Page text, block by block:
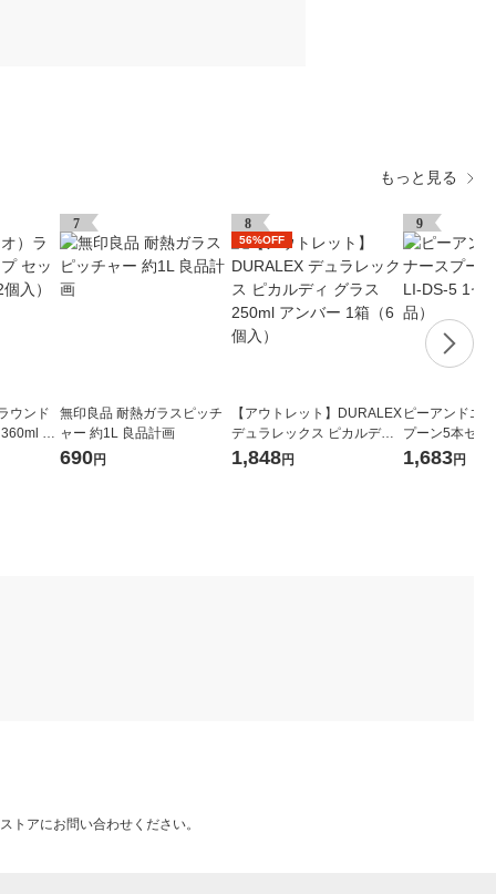
もっと見る
ウンド
1
7
無印良品 耐熱ガラスピッチ
ャー 約1L 良品計画
690円
8
56%OFF
【アウトレット】DURALEX
デュラレックス ピカルディ
グラス 250ml アンバー 1箱
（6個入）
1,848円
9
ピーアンドエ
プーン5本セッ
セット（直送
1,683円
トアにお問い合わせください。